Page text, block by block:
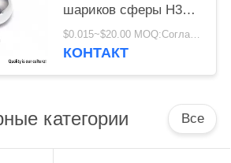
шариков сферы Н38
многофункциональный
для упаковки
$0.015~$20.00 MOQ:Согласно диаметру сферы, отделывает поверхность покрытый и пакет
КОНТАКТ
категории Все